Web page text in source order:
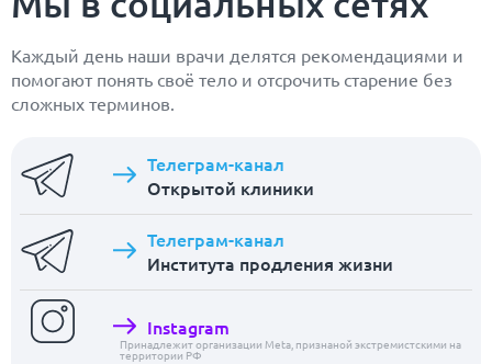
Каждый день наши врачи делятся рекомендациями и
помогают понять своё тело и отсрочить старение без
сложных терминов.
Телеграм-канал
Открытой клиники
Телеграм-канал
Института продления жизни
Instagram
Принадлежит организации Meta, признаной экстремистскими на
территории РФ